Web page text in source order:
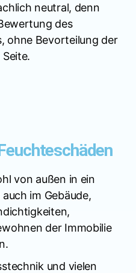
neutral, denn
des
ohne Bevorteilung der
von außen in ein
im Gebäude,
der Immobilie
und vielen